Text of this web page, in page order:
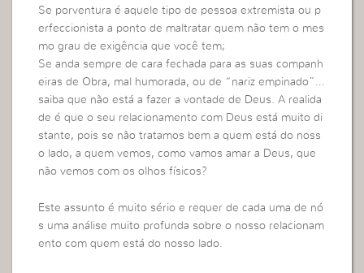
Se porventura é aquele tipo de pessoa extremista ou p
erfeccionista a ponto de maltratar quem não tem o mes
mo grau de exigência que você tem;
Se anda sempre de cara fechada para as suas companh
eiras de Obra, mal humorada, ou de “nariz empinado”…
saiba que não está a fazer a vontade de Deus. A realida
de é que o seu relacionamento com Deus está muito di
stante, pois se não tratamos bem a quem está do noss
o lado, a quem vemos, como vamos amar a Deus, que
não vemos com os olhos físicos?
Este assunto é muito sério e requer de cada uma de nó
s uma análise muito profunda sobre o nosso relacionam
ento com quem está do nosso lado.